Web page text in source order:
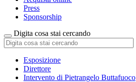
Press
Sponsorship
Digita cosa stai cercando
Esposizione
Direttore
Intervento di Pietrangelo Buttafuoco